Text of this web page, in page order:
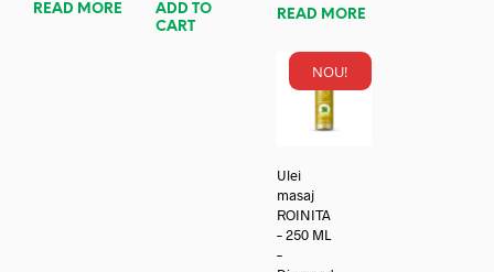
READ MORE
ADD TO
CART
READ MORE
NOU!
Ulei
masaj
ROINITA
– 250 ML
–